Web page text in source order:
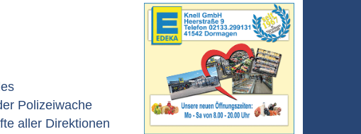
Polizeiwache
aller Direktionen